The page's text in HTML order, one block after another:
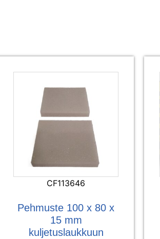
CF113646
Pehmuste 100 x 80 x
15 mm
kuljetuslaukkuun